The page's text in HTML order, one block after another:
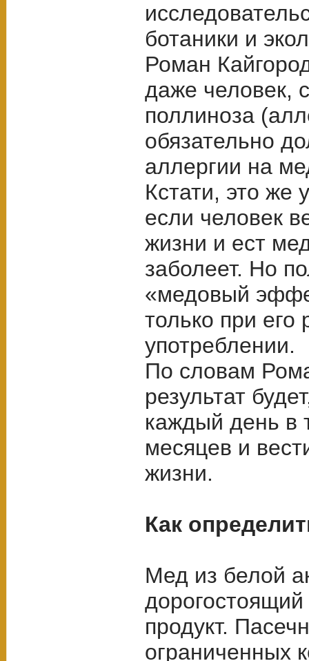
ботаники и
Роман
даже человек,
поллиноза
обязательно
аллергии на
Кстати, это же
если человек
жизни и ест
заболеет. Но
«медовый
только при его
употреблении.
По словам
результат
каждый день в
месяцев и
жизни.
Как
Мед из белой
продукт.
ограниченных